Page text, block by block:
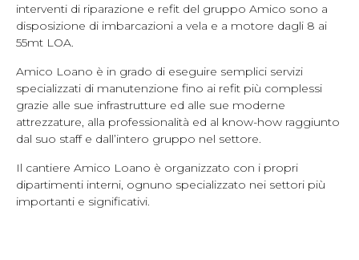
interventi di riparazione e refit del gruppo Amico sono a
disposizione di imbarcazioni a vela e a motore dagli 8 ai
55mt LOA.
Amico Loano è in grado di eseguire semplici servizi
specializzati di manutenzione fino ai refit più complessi
grazie alle sue infrastrutture ed alle sue moderne
attrezzature, alla professionalità ed al know-how raggiunto
dal suo staff e dall’intero gruppo nel settore.
Il cantiere Amico Loano è organizzato con i propri
dipartimenti interni, ognuno specializzato nei settori più
importanti e significativi.